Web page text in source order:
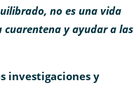
no es una vida
cuarentena y ayudar a las
investigaciones y